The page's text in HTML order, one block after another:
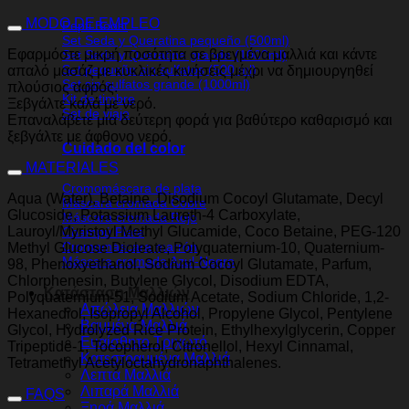
Pepti Boost
Set Seda y Queratina pequeño (500ml)
Set Seda y Queratina grande (1000ml)
Set pequeño sin sulfatos (500 ml)
Set sin sulfatos grande (1000ml)
Kit de timbre
Set de viaje
Cuidado del color
Cromomáscara de plata
Máscara cromada Cobre
Máscara cromada Rojo
Champú Plata
Cromomáscara marrón
Máscara cromada Azul-Negro
Κατάσταση Μαλλιών
Απώλεια Μαλλιών
Βαμμένα Μαλλιά
Ευαίσθητο Τριχωτό
Κατεστραμμένα Μαλλιά
Λεπτά Μαλλιά
Λιπαρά Μαλλιά
MODO DE EMPLEO
Εφαρμόστε μικρή ποσότητα σε βρεγμένα μαλλιά και κάντε
απαλό μασάζ με κυκλικές κινήσεις μέχρι να δημιουργηθεί
πλούσιος αφρός.
Ξεβγάλτε καλά με νερό.
Επαναλάβετε μια δεύτερη φορά για βαθύτερο καθαρισμό και
ξεβγάλτε με άφθονο νερό.
MATERIALES
Aqua (Water), Betaine, Disodium Cocoyl Glutamate, Decyl
Glucoside, Potassium Laureth-4 Carboxylate,
Lauroyl/Myristoyl Methyl Glucamide, Coco Betaine, PEG-120
Methyl Glucose Dioleate, Polyquaternium-10, Quaternium-
98, Phenoxyethanol, Sodium Cocoyl Glutamate, Parfum,
Chlorphenesin, Butylene Glycol, Disodium EDTA,
Polyquaternium-51, Sodium Acetate, Sodium Chloride, 1,2-
Hexanediol, Isopropyl Alcohol, Propylene Glycol, Pentylene
Glycol, Hydrolyzed Rice Protein, Ethylhexylglycerin, Copper
Tripeptide-1, Tocopherol, Citronellol, Hexyl Cinnamal,
Tetramethyl Acetyloctahydronaphthalenes.
FAQS